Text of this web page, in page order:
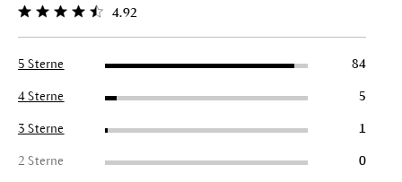
Durchschnittliche Bewertung von 4.9 von 5 Sternen
4.92
5 Sterne 84
4 Sterne 5
3 Sterne 1
2 Sterne 0